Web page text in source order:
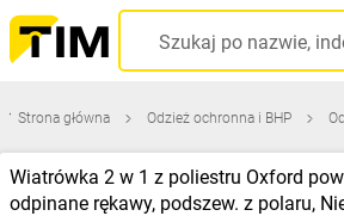
Strona główna Odzież ochronna i BHP
Wiatrówka 2 w 1 z poliestru Oxford
odpinane rękawy, podszew. z polaru,